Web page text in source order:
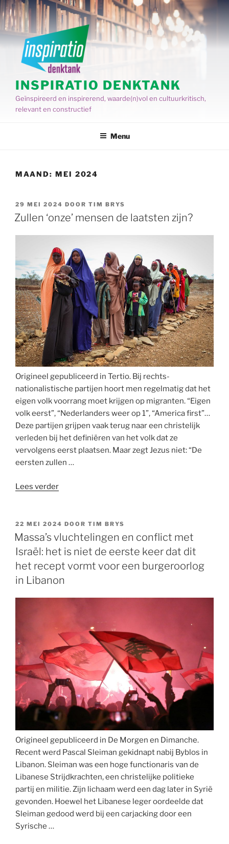
Spring
naar
de
inhoud
INSPIRATIO DENKTANK
Geïnspireerd en inspirerend, waarde(n)vol en cultuurkritisch,
relevant en constructief
Menu
MAAND: MEI 2024
GEPLAATST
OP
29 MEI 2024 DOOR TIM BRYS
Zullen ‘onze’ mensen de laatsten zijn?
Origineel gepubliceerd in Tertio. Bij rechts-
nationalistische partijen hoort men regelmatig dat het
eigen volk voorrang moet krijgen op migranten. “Eigen
volk eerst”, “Nederlanders weer op 1”, “America first”…
Deze partijen grijpen vaak terug naar een christelijk
verleden bij het definiëren van het volk dat ze
vervolgens eerst plaatsen. Maar zegt Jezus niet: “De
eersten zullen …
Lees verder“Zullen
de
laatsten
zijn?”
GEPLAATST
OP
22 MEI 2024 DOOR TIM BRYS
Massa’s vluchtelingen en conflict met
Israël: het is niet de eerste keer dat dit
het recept vormt voor een burgeroorlog
in Libanon
Origineel gepubliceerd in De Morgen en Dimanche.
Recent werd Pascal Sleiman gekidnapt nabij Byblos in
Libanon. Sleiman was een hoge functionaris van de
Libanese Strijdkrachten, een christelijke politieke
partij en militie. Zijn lichaam werd een dag later in Syrië
gevonden. Hoewel het Libanese leger oordeelde dat
Sleiman gedood werd bij een carjacking door een
Syrische …